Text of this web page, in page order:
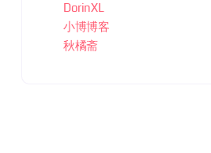
DorinXL
小博博客
秋橘斋